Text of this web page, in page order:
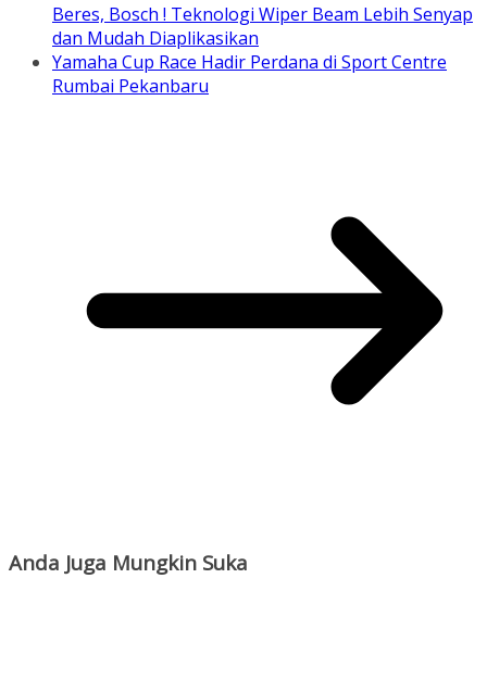
Beres, Bosch ! Teknologi Wiper Beam Lebih Senyap
dan Mudah Diaplikasikan
Yamaha Cup Race Hadir Perdana di Sport Centre
Rumbai Pekanbaru
Anda Juga Mungkin Suka